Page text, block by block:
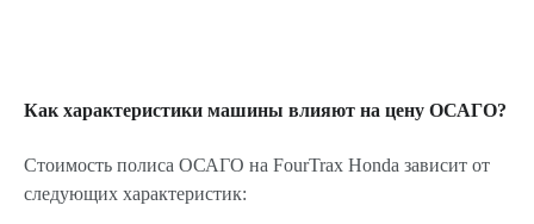
Как характеристики машины влияют на цену ОСАГО?
Стоимость полиса ОСАГО на FourTrax Honda зависит от
следующих характеристик: